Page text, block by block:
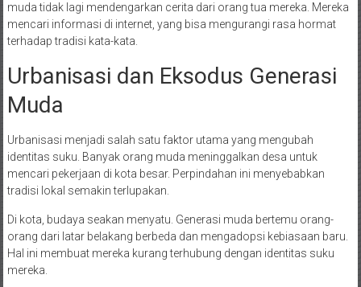
muda tidak lagi mendengarkan cerita dari orang tua mereka. Mereka
mencari informasi di internet, yang bisa mengurangi rasa hormat
terhadap tradisi kata-kata.
Urbanisasi dan Eksodus Generasi
Muda
Urbanisasi menjadi salah satu faktor utama yang mengubah
identitas suku. Banyak orang muda meninggalkan desa untuk
mencari pekerjaan di kota besar. Perpindahan ini menyebabkan
tradisi lokal semakin terlupakan.
Di kota, budaya seakan menyatu. Generasi muda bertemu orang-
orang dari latar belakang berbeda dan mengadopsi kebiasaan baru.
Hal ini membuat mereka kurang terhubung dengan identitas suku
mereka.